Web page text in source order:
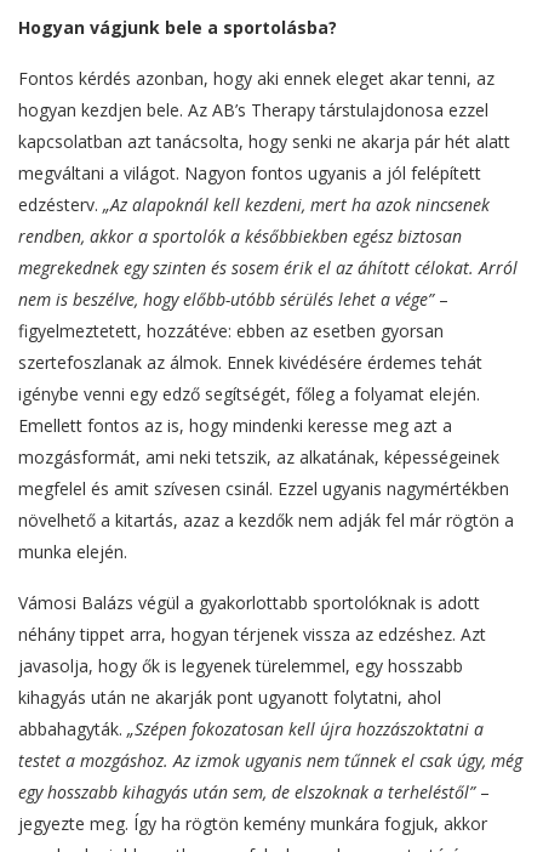
Hogyan vágjunk bele a sportolásba?
Fontos kérdés azonban, hogy aki ennek eleget akar tenni, az
hogyan kezdjen bele. Az AB’s Therapy társtulajdonosa ezzel
kapcsolatban azt tanácsolta, hogy senki ne akarja pár hét alatt
megváltani a világot. Nagyon fontos ugyanis a jól felépített
edzésterv. „Az alapoknál kell kezdeni, mert ha azok nincsenek
rendben, akkor a sportolók a későbbiekben egész biztosan
megrekednek egy szinten és sosem érik el az áhított célokat. Arról
nem is beszélve, hogy előbb-utóbb sérülés lehet a vége”–
figyelmeztetett, hozzátéve: ebben az esetben gyorsan
szertefoszlanak az álmok. Ennek kivédésére érdemes tehát
igénybe venni egy edző segítségét, főleg a folyamat elején.
Emellett fontos az is, hogy mindenki keresse meg azt a
mozgásformát, ami neki tetszik, az alkatának, képességeinek
megfelel és amit szívesen csinál. Ezzel ugyanis nagymértékben
növelhető a kitartás, azaz a kezdők nem adják fel már rögtön a
munka elején.
Vámosi Balázs végül a gyakorlottabb sportolóknak is adott
néhány tippet arra, hogyan térjenek vissza az edzéshez. Azt
javasolja, hogy ők is legyenek türelemmel, egy hosszabb
kihagyás után ne akarják pont ugyanott folytatni, ahol
abbahagyták. „Szépen fokozatosan kell újra hozzászoktatni a
testet a mozgáshoz. Az izmok ugyanis nem tűnnek el csak úgy, még
egy hosszabb kihagyás után sem, de elszoknak a terheléstől”–
jegyezte meg. Így ha rögtön kemény munkára fogjuk, akkor